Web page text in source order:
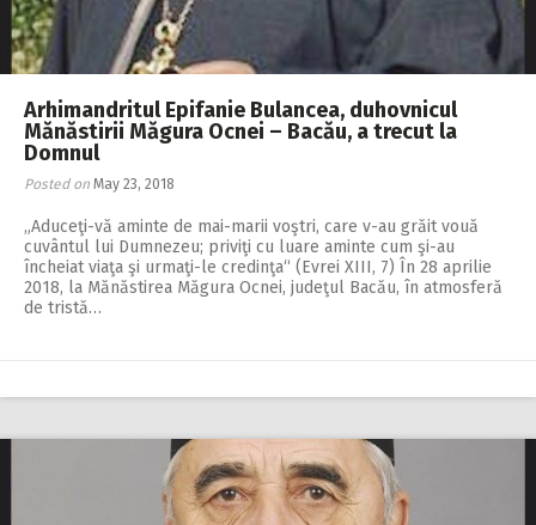
Arhimandritul Epifanie Bulancea, duhovnicul
Mănăstirii Măgura Ocnei – Bacău, a trecut la
Domnul
Posted on May 23, 2018
„Aduceţi-vă aminte de mai-marii voştri, care v-au grăit vouă
cuvântul lui Dumnezeu; priviţi cu luare aminte cum şi-au
încheiat viaţa şi urmaţi-le credinţa“ (Evrei XIII, 7) În 28 aprilie
2018, la Mănăstirea Măgura Ocnei, judeţul Bacău, în atmosferă
de tristă…